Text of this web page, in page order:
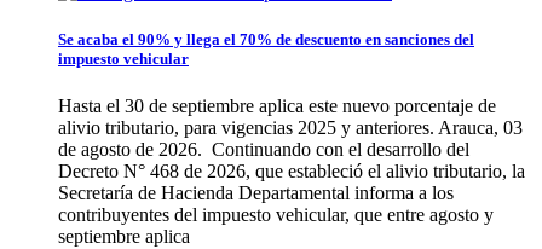
Se acaba el 90% y llega el 70% de descuento en sanciones del
impuesto vehicular
Hasta el 30 de septiembre aplica este nuevo porcentaje de
alivio tributario, para vigencias 2025 y anteriores. Arauca, 03
de agosto de 2026. Continuando con el desarrollo del
Decreto N° 468 de 2026, que estableció el alivio tributario, la
Secretaría de Hacienda Departamental informa a los
contribuyentes del impuesto vehicular, que entre agosto y
septiembre aplica